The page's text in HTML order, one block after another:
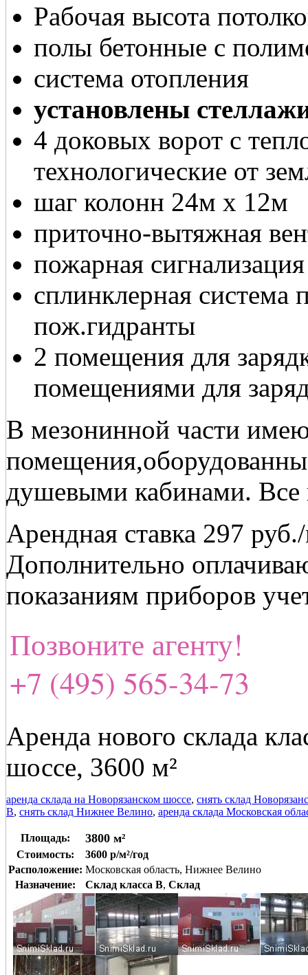
Рабочая высота
полы бетонные с
система отопления
установлены
4 доковых ворот с
технологические от
шаг колонн 24м х 12м
приточно-вытяжная
пожарная сигнализация
сплинклерная система
пож.гидранты
2 помещения для
помещениями для
В мезонинной части
душевыми кабинами. Все
Арендная ставка 297
Дополнительно
показаниям приборов
Позвоните агенту!
+7 (495) 565-34-73
Аренда нового склада
шоссе, 3600 м²
аренда склада на Новорязанском шоссе, снять склад
В, снять склад Нижнее Велино, аренда склада Московская
Площадь: 3800 м²
Стоимость:
3600 р/м²/год
Расположение: Московская область, Нижнее Велино
Назначение:
Склад класса B, Склад